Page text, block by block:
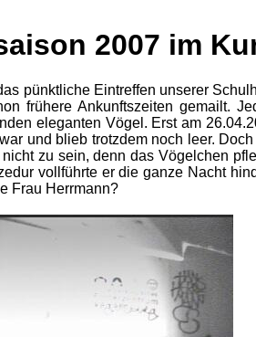
2007 im
pünktliche Eintreffen unserer
frühere Ankunftszeiten gemailt.
eleganten Vögel. Erst am
und blieb trotzdem noch leer.
zu sein, denn das Vögelchen
vollführte er die ganze Nacht
Frau Herrmann?